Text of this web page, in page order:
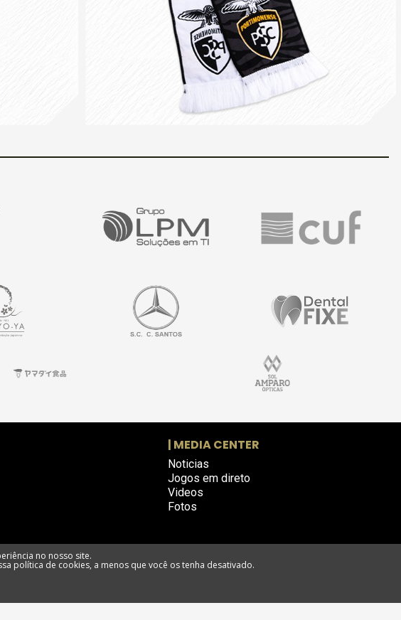
| MEDIA CENTER
Noticias
Jogos em direto
Videos
Fotos
Livro de Reclamações
no nosso site.
política de cookies, a menos que você os tenha desativado.